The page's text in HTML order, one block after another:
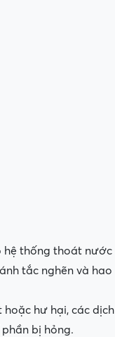
hệ thống thoát nước
tắc nghẽn và hao
hoặc hư hại, các dịch
bị hỏng.